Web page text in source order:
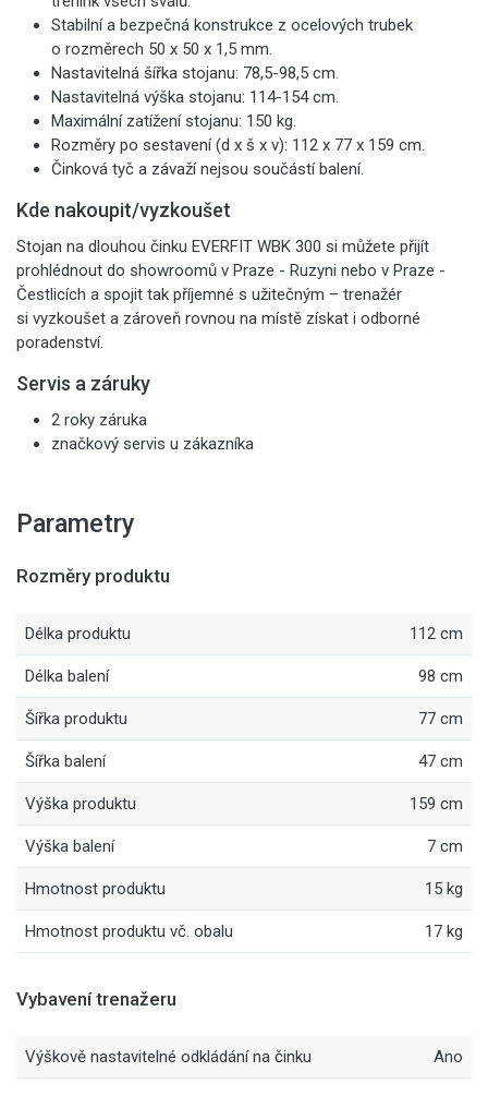
Stabilní a bezpečná konstrukce z ocelových trubek
o rozměrech 50 x 50 x 1,5 mm.
Nastavitelná šířka stojanu: 78,5-98,5 cm.
Nastavitelná výška stojanu: 114-154 cm.
Maximální zatížení stojanu: 150 kg.
Rozměry po sestavení (d x š x v): 112 x 77 x 159 cm.
Činková tyč a závaží nejsou součástí balení.
Kde nakoupit/vyzkoušet
Stojan na dlouhou činku EVERFIT WBK 300 si můžete přijít
prohlédnout do showroomů v Praze - Ruzyni nebo v Praze -
Čestlicích a spojit tak příjemné s užitečným – trenažér
si vyzkoušet a zároveň rovnou na místě získat i odborné
poradenství.
Servis a záruky
2 roky záruka
značkový servis u zákazníka
Parametry
Rozměry produktu
Délka produktu 112 cm
Délka balení 98 cm
Šířka produktu 77 cm
Šířka balení 47 cm
Výška produktu 159 cm
Výška balení 7 cm
Hmotnost produktu 15 kg
Hmotnost produktu vč. obalu 17 kg
Vybavení trenažeru
Výškově nastavitelné odkládání na činku Ano